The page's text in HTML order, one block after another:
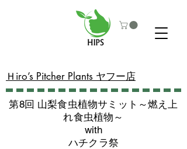
​Ｈiro’s Pitcher Plants ヤフー店
第8回 山梨食虫植物サミット～燃え上
れ食虫植物～
with
​ハチクラ祭